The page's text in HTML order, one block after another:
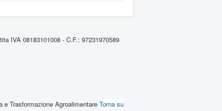
IVA 08183101008 - C.F.: 97231970589
Torna su
Trasformazione Agroalimentare